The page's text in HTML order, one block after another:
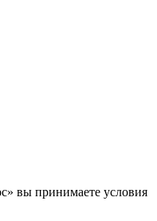
вы принимаете условия